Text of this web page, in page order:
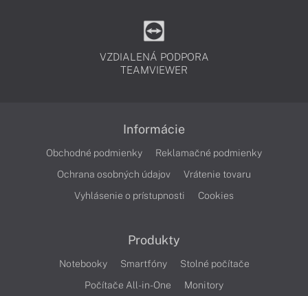
VZDIALENÁ PODPORA
TEAMVIEWER
Informácie
Obchodné podmienky
Reklamačné podmienky
Ochrana osobných údajov
Vrátenie tovaru
Vyhlásenie o prístupnosti
Cookies
Produkty
Notebooky Smartfóny
Stolné počítače
Počítače All-in-One
Monitory